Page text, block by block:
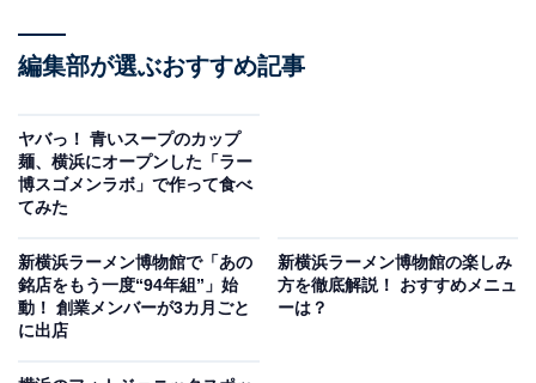
編集部が選ぶおすすめ記事
ヤバっ！ 青いスープのカップ
麺、横浜にオープンした「ラー
博スゴメンラボ」で作って食べ
てみた
新横浜ラーメン博物館で「あの
銘店をもう一度“94年組”」始
動！ 創業メンバーが3カ月ごと
に出店
新横浜ラーメン博物館の楽しみ
方を徹底解説！ おすすめメニュ
ーは？